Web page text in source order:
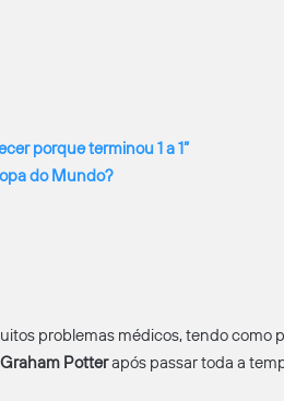
porque terminou 1 a 1”
do Mundo?
problemas médicos, tendo como
Graham Potterapós passar toda a